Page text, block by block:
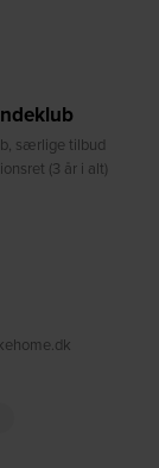
særlige tilbud
(3 år i alt)